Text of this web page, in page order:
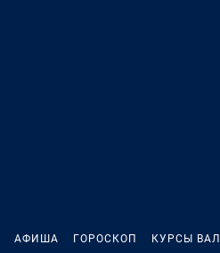
АФИША ГОРОСКОП КУРСЫ